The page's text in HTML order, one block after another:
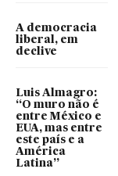
A democracia
liberal, em
declive
Luis Almagro:
“O muro não é
entre México e
EUA, mas entre
este país e a
América
Latina”